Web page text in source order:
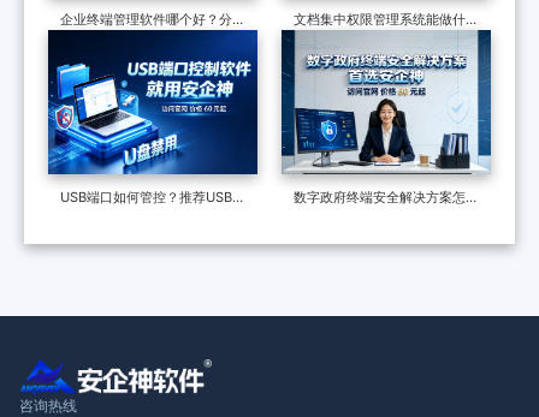
企业终端管理软件哪个好？分享
安全超有效
文档集中权限管理系统能做什
么？七大功能，了解企业数据安
全的最后一道防线
USB端口如何管控？推荐USB管
数字政府终端安全解决方案怎么
政企终端安全？
咨询热线